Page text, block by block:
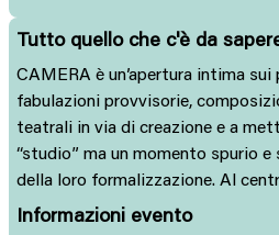
Tutto quello che c'è da
CAMERA è un’apertura intima
fabulazioni provvisorie,
teatrali in via di creazione e a
“studio” ma un momento spurio
della loro formalizzazione. Al
Informazioni evento